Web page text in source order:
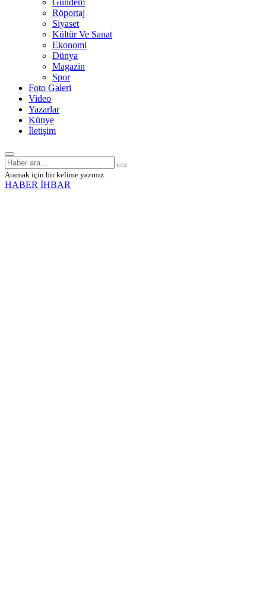
Gündem
Röportaj
Siyaset
Kültür Ve Sanat
Ekonomi
Dünya
Magazin
Spor
Foto Galeri
Video
Yazarlar
Künye
İletişim
Aramak için bir kelime yazınız.
HABER İHBAR